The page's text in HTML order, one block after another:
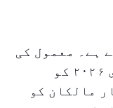
ہے۔ معمول کی
قیمتیں جمعہ کے روز دو جنوری ۲۰۲۶ کو
مالکان کو